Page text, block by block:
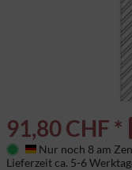
91,80 CHF *
Deutschland
Nur noch 8 am
Lieferzeit ca. 5-6